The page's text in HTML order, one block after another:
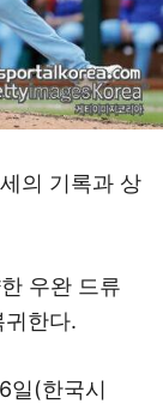
의 기록과 상
우완 드류
한다.
일(한국시